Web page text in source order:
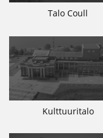
Talo Coull
Kulttuuritalo